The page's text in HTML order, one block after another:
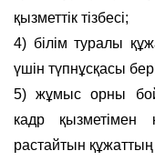
қызметтік тізбесі;
4) білім туралы
үшін түпнұсқасы
5) жұмыс орны
кадр қызметімен
растайтын құжаттың